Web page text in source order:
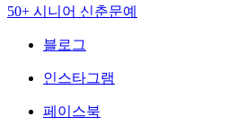
50+ 시니어 신춘문예
블로그
인스타그램
페이스북